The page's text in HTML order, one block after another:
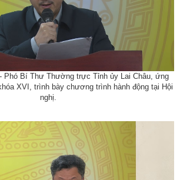
Phó Bí Thư Thường trực Tỉnh ủy Lai Châu, ứng
XVI, trình bày chương trình hành động tại Hội
nghị.